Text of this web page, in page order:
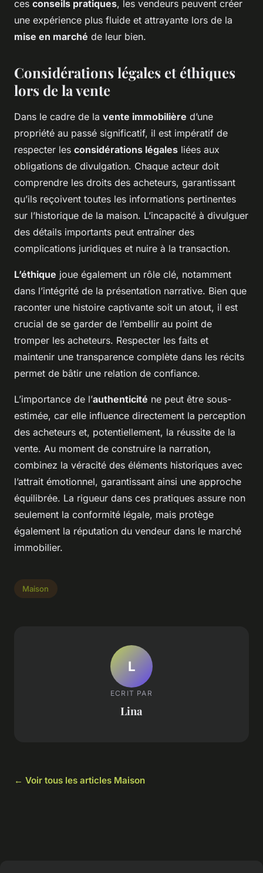
ces conseils pratiques, les vendeurs peuvent créer
une expérience plus fluide et attrayante lors de la
mise en marché de leur bien.
Considérations légales et éthiques
lors de la vente
Dans le cadre de la vente immobilière d’une
propriété au passé significatif, il est impératif de
respecter les considérations légales liées aux
obligations de divulgation. Chaque acteur doit
comprendre les droits des acheteurs, garantissant
qu’ils reçoivent toutes les informations pertinentes
sur l’historique de la maison. L’incapacité à divulguer
des détails importants peut entraîner des
complications juridiques et nuire à la transaction.
L’éthique joue également un rôle clé, notamment
dans l’intégrité de la présentation narrative. Bien que
raconter une histoire captivante soit un atout, il est
crucial de se garder de l’embellir au point de
tromper les acheteurs. Respecter les faits et
maintenir une transparence complète dans les récits
permet de bâtir une relation de confiance.
L’importance de l’authenticité ne peut être sous-
estimée, car elle influence directement la perception
des acheteurs et, potentiellement, la réussite de la
vente. Au moment de construire la narration,
combinez la véracité des éléments historiques avec
l’attrait émotionnel, garantissant ainsi une approche
équilibrée. La rigueur dans ces pratiques assure non
seulement la conformité légale, mais protège
également la réputation du vendeur dans le marché
immobilier.
Maison
L
ECRIT PAR
Lina
← Voir tous les articles Maison